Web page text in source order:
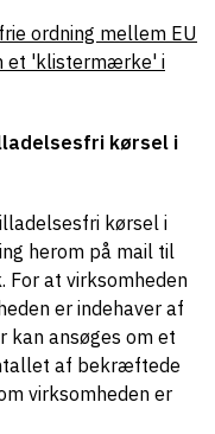
ordning mellem EU
et 'klistermærke' i
kørsel i
kørsel i
herom på mail til
For at virksomheden
er indehaver af
ansøges om et
af bekræftede
virksomheden er